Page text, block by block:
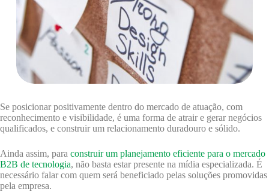
Se posicionar positivamente dentro do mercado de atuação, com
reconhecimento e visibilidade, é uma forma de atrair e gerar negócios
qualificados, e construir um relacionamento duradouro e sólido.
Ainda assim, para construir um planejamento eficiente para o mercado
B2B de tecnologia, não basta estar presente na mídia especializada. É
necessário falar com quem será beneficiado pelas soluções promovidas
pela empresa.